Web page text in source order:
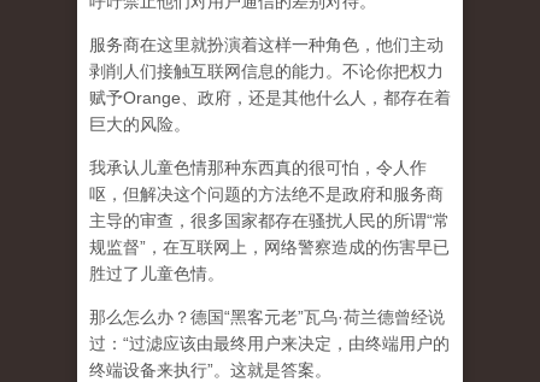
服务商在这里就扮演着这样一种角色，他们主动
剥削人们接触互联网信息的能力。不论你把权力
赋予Orange、政府，还是其他什么人，都存在着
巨大的风险。
我承认儿童色情那种东西真的很可怕，令人作
呕，但解决这个问题的方法绝不是政府和服务商
主导的审查，很多国家都存在骚扰人民的所谓“常
规监督”，在互联网上，网络警察造成的伤害早已
胜过了儿童色情。
那么怎么办？德国“黑客元老”瓦乌·荷兰德曾经说
过：“过滤应该由最终用户来决定，由终端用户的
终端设备来执行”。这就是答案。